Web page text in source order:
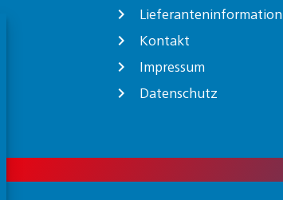
Lieferanteninformation
Kontakt
Impressum
Datenschutz